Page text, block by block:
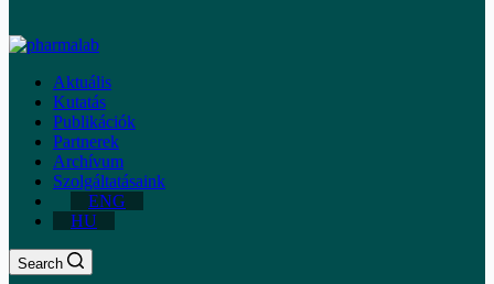
Aktuális
Kutatás
Publikációk
Partnerek
Archívum
Szolgáltatásaink
ENG
HU
Search